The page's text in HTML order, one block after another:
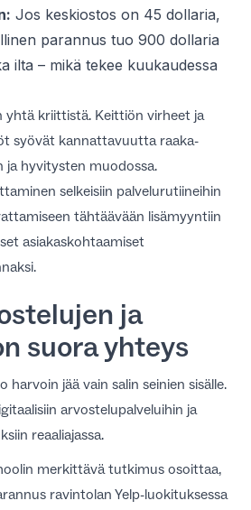
Jos keskiostos on 45 dollaria,
parannus tuo 900 dollaria
ilta – mikä tekee kuukaudessa
yhtä kriittistä. Keittiön virheet ja
syövät kannattavuutta raaka-
ja hyvitysten muodossa.
selkeisiin palvelurutiineihin
tähtäävään lisämyyntiin
asiakaskohtaamiset
ja
suora yhteys
harvoin jää vain salin seinien sisälle.
arvostelupalveluihin ja
reaaliajassa.
merkittävä tutkimus osoittaa,
ravintolan Yelp-luokituksessa